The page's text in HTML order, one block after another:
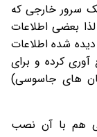
سرور خارجی که
بعضی اطلاعات
شده اطلاعات
کرده و برای
های جاسوسی)
هم با آن نصب